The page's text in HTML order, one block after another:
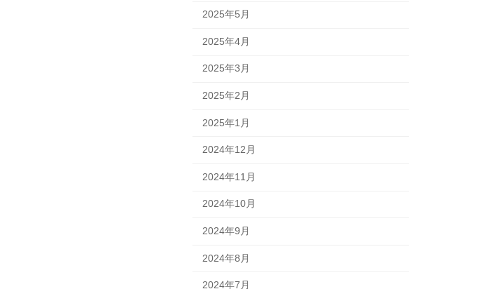
2025年5月
2025年4月
2025年3月
2025年2月
2025年1月
2024年12月
2024年11月
2024年10月
2024年9月
2024年8月
2024年7月